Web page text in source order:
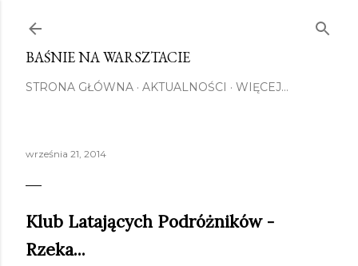
BAŚNIE NA WARSZTACIE
STRONA GŁÓWNA AKTUALNOŚCI WIĘCEJ…
września 21, 2014
Klub Latających Podróżników -
Rzeka...